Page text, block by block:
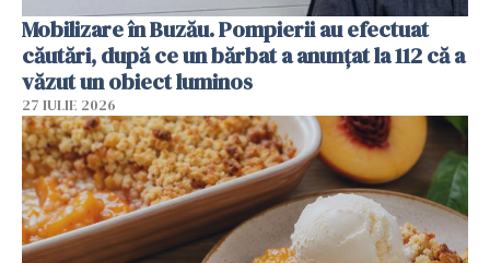
Mobilizare în Buzău. Pompierii au efectuat
căutări, după ce un bărbat a anunțat la 112 că a
văzut un obiect luminos
27 IULIE 2026